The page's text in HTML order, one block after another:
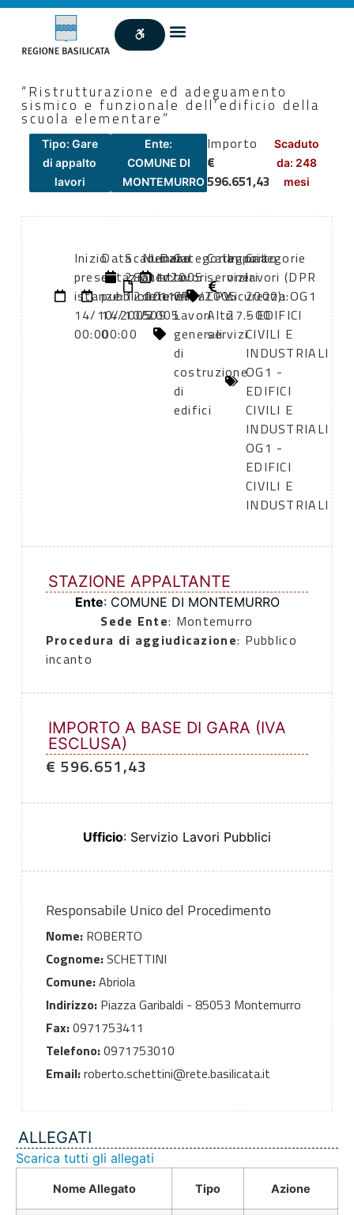
“Ristrutturazione ed adeguamento
sismico e funzionale dell’edificio della
scuola elementare”
Tipo: Gare
di appalto
lavori
Ente:
COMUNE DI
MONTEMURRO
Importo
€
596.651,43
Scaduto
da: 248
mesi
Inizio
presentazione
istanze:
14/10/2005
00:00
Data
di
pubblicazione:
14/10/2005
00:00
Scadenza:
28/11/2005
12:00
Numero
atto:
determina
509
Data
atto:
11/10/2005
Categoria
lavori
CPV:
Lavori
generali
di
costruzione
di
edifici
Categoria
servizi
CPV:
Altri
servizi
Importo
oneri
sicurezza:
27.500
Categorie
lavori (DPR
2000): OG1
- EDIFICI
CIVILI E
INDUSTRIALI
OG1 -
EDIFICI
CIVILI E
INDUSTRIALI
OG1 -
EDIFICI
CIVILI E
INDUSTRIALI
STAZIONE APPALTANTE
Ente: COMUNE DI MONTEMURRO
Sede Ente: Montemurro
Procedura di aggiudicazione: Pubblico
incanto
IMPORTO A BASE DI GARA (IVA
ESCLUSA)
€ 596.651,43
Ufficio: Servizio Lavori Pubblici
Responsabile Unico del Procedimento
Nome:ROBERTO
Cognome:SCHETTINI
Comune:Abriola
Indirizzo:Piazza Garibaldi - 85053 Montemurro
Fax:0971753411
Telefono:0971753010
Email:roberto.schettini@rete.basilicata.it
ALLEGATI
Scarica tutti gli allegati
Nome Allegato Tipo Azione